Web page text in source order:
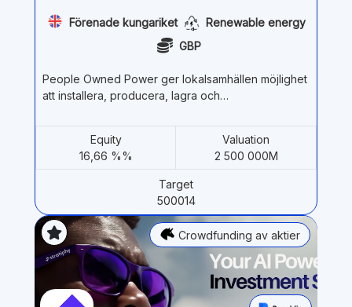
Förenade kungariket
Renewable energy
GBP
People Owned Power ger lokalsamhällen möjlighet
att installera, producera, lagra och…
Equity
16,66 %%
Valuation
2 500 000M
Target
500014
Crowdfunding av aktier